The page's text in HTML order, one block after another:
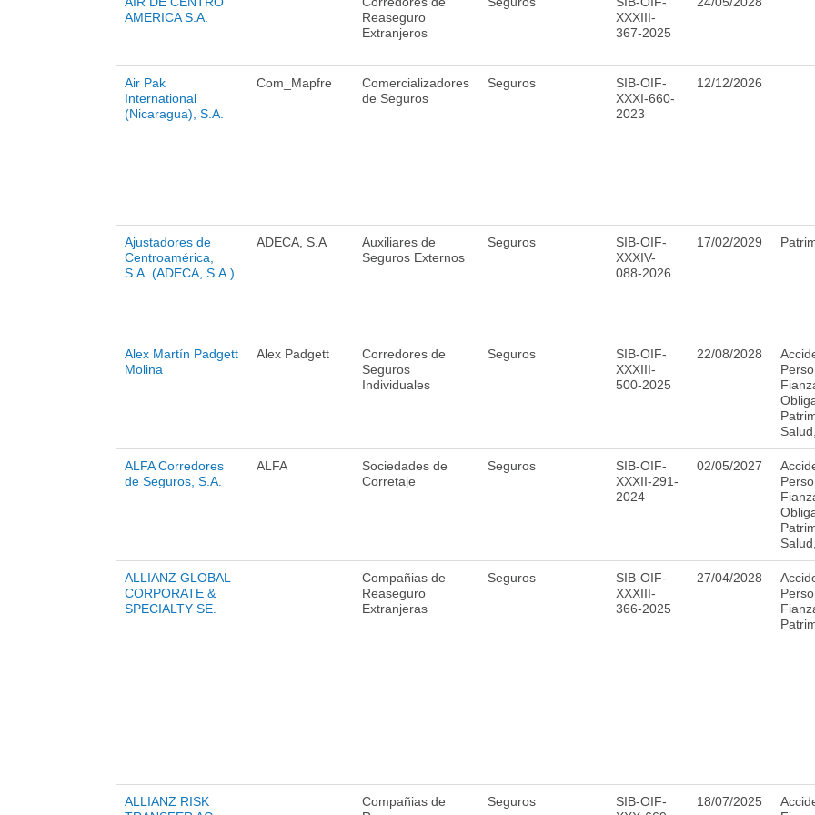
AMERICA S.A.
Reaseguro
Extranjeros
XXXIII-
367-2025
Air Pak
International
(Nicaragua), S.A.
Com_Mapfre
Comercializadores
de Seguros
Seguros
SIB-OIF-
XXXI-660-
2023
12/12/2026
Ajustadores de
Centroamérica,
S.A. (ADECA, S.A.)
ADECA, S.A
Auxiliares de
Seguros Externos
Seguros
SIB-OIF-
XXXIV-
088-2026
17/02/2029
Alex Martín Padgett
Molina
Alex Padgett
Corredores de
Seguros
Individuales
Seguros
SIB-OIF-
XXXIII-
500-2025
22/08/2028
ALFA Corredores
de Seguros, S.A.
ALFA
Sociedades de
Corretaje
Seguros
SIB-OIF-
XXXII-291-
2024
02/05/2027
ALLIANZ GLOBAL
CORPORATE &
SPECIALTY SE.
Compañias de
Reaseguro
Extranjeras
Seguros
SIB-OIF-
XXXIII-
366-2025
27/04/2028
ALLIANZ RISK
Compañias de
Seguros
SIB-OIF-
18/07/2025